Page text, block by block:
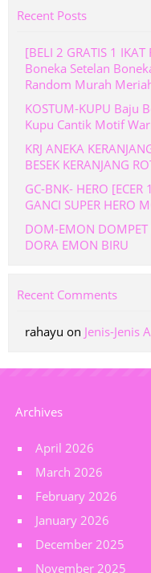
Recent Posts
[BELI 2 GRATIS 1
Boneka Setelan
Random Murah
KOSTUM-KUPU Baju
Kupu Cantik Motif
KRJ ANEKA
BESEK KERANJANG
GC-BNK- HERO
GANCI SUPER HERO
DOM-EMON DOMPET
DORA EMON BIRU
Recent Comments
rahayu on Jenis-Jenis
Archives
April 2026
March 2026
February 2026
January 2026
December 2025
November 2025